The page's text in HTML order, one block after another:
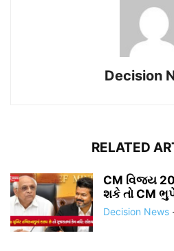
Decision
RELATED
CM વિજય
શકે તો CM
Decision News